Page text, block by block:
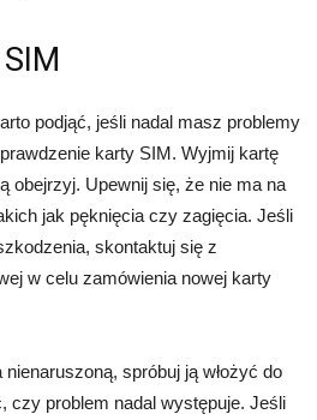
podjąć, jeśli nadal masz problemy
karty SIM. Wyjmij kartę
obejrzyj. Upewnij się, że nie ma na
jak pęknięcia czy zagięcia. Jeśli
skontaktuj się z
w celu zamówienia nowej karty
spróbuj ją włożyć do
czy problem nadal występuje. Jeśli